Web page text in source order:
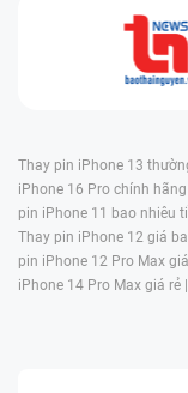
Thay pin iPhone 13
iPhone 16 Pro chính hãng
pin iPhone 11 bao nhiêu
Thay pin iPhone 12 giá
pin iPhone 12 Pro Max
iPhone 14 Pro Max giá rẻ |